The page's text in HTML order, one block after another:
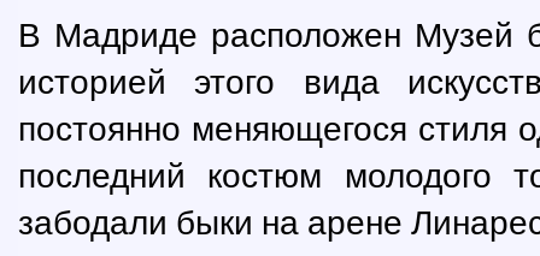
В Мадриде расположен Музей
историей этого вида
постоянно меняющегося стиля
последний костюм молодого
забодали быки на арене